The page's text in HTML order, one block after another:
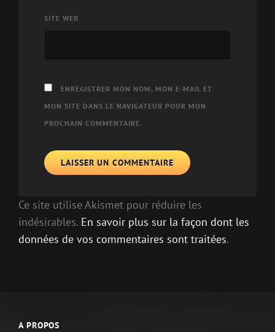
SITE WEB
ENREGISTRER MON NOM, MON E-MAIL ET
MON SITE DANS LE NAVIGATEUR POUR MON
PROCHAIN COMMENTAIRE.
Ce site utilise Akismet pour réduire les
indésirables. En savoir plus sur la façon dont les
données de vos commentaires sont traitées.
A PROPOS